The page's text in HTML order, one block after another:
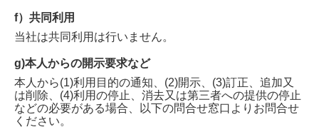
f）共同利用
当社は共同利用は行いません。
g)本人からの開示要求など
本人から(1)利用目的の通知、(2)開示、(3)訂正、追加又
は削除、(4)利用の停止、消去又は第三者への提供の停止
などの必要がある場合、以下の問合せ窓口よりお問合せ
ください。